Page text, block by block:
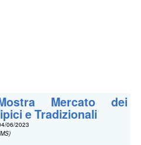
Mercato dei
e Tradizionali
06/2023